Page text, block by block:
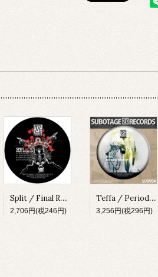
Split / Final Round EP [SUBV03][2023]
2,706円(税246円)
Teffa / Periodic Wave EP [SUBV04][2023]
3,256円(税296円)